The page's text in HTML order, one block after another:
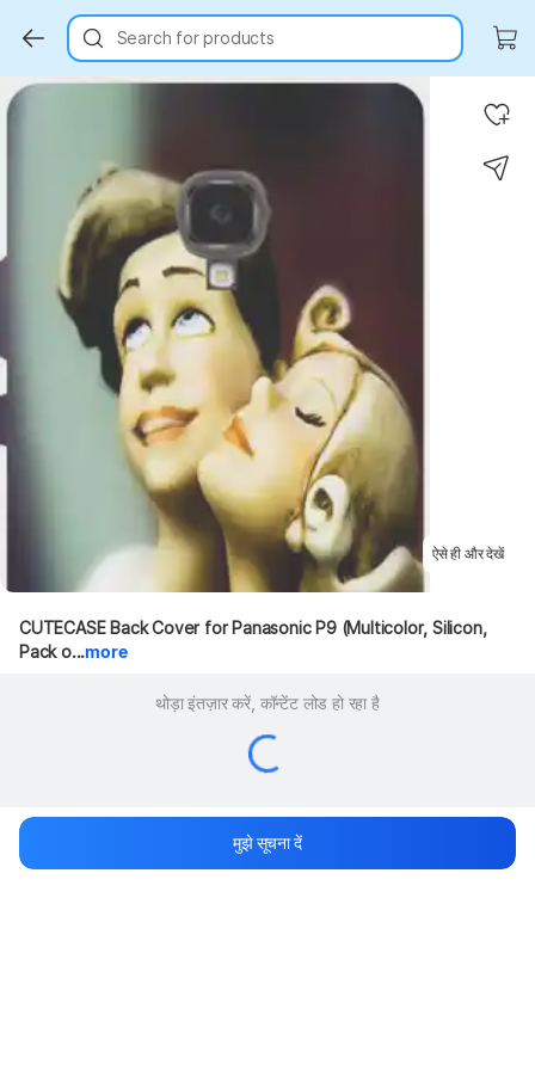
Search for products
Key Highlights
ऐसे ही और देखें
CUTECASE Back Cover for Panasonic P9 (Multicolor, Silicon,
Pack o...more
थोड़ा इंतज़ार करें, कॉन्टेंट लोड हो रहा है
मुझे सूचना दें